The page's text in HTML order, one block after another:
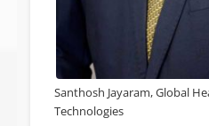
Santhosh Jayaram, Global
Technologies